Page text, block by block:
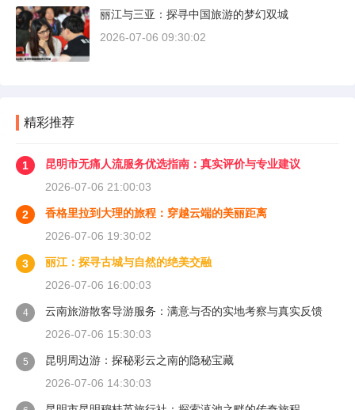
丽江与三亚：探寻中国旅游的梦幻双城
2026-07-06 09:30:02
精彩推荐
1
昆明市无痛人流服务优选指南：真实评价与专业建议
2026-07-06 21:00:03
2
香格里拉到大理的旅程：穿越云端的美丽距离
2026-07-06 19:30:02
3
丽江：探寻古城与自然的绝美交融
2026-07-06 16:00:03
4
云南旅游散客导游服务：满意与否的实地考察与真实反馈
2026-07-06 15:30:03
5
昆明周边游：探秘彩云之南的隐秘宝藏
2026-07-06 14:30:03